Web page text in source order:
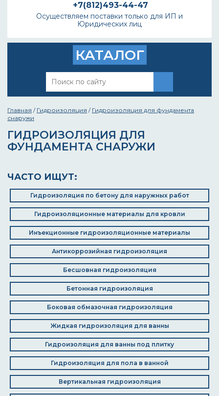
+7(812)493-44-47
Осуществляем поставки только для ИП и
Юридических лиц
КАТАЛОГ
Главная / Гидроизоляция / Гидроизоляция для фундамента
снаружи
ГИДРОИЗОЛЯЦИЯ ДЛЯ
ФУНДАМЕНТА СНАРУЖИ
ЧАСТО ИЩУТ:
Гидроизоляция по бетону для наружных работ
Гидроизоляционные материалы для кровли
Инъекционные гидроизоляционные материалы
Антикоррозийная гидроизоляция
Бесшовная гидроизоляция
Бетонная гидроизоляция
Боковая обмазочная гидроизоляция
Жидкая гидроизоляция для ванны
Гидроизоляция для ванны под плитку
Гидроизоляция для пола в ванной
Вертикальная гидроизоляция